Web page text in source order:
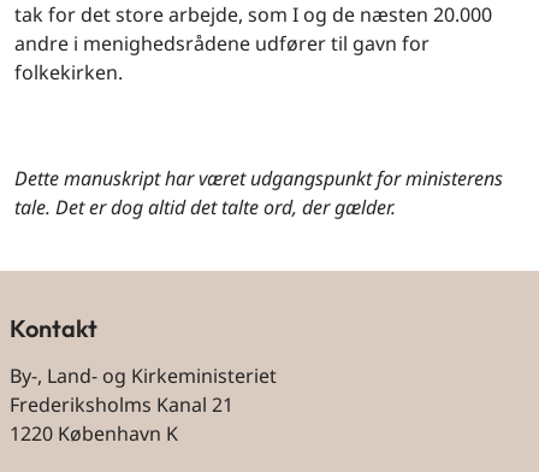
tak for det store arbejde, som I og de næsten 20.000
andre i menighedsrådene udfører til gavn for
folkekirken.
Dette manuskript har været udgangspunkt for ministerens
tale. Det er dog altid det talte ord, der gælder.
Kontakt
By-, Land- og Kirkeministeriet
Frederiksholms Kanal 21
1220 København K